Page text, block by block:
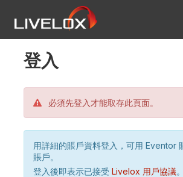
登入
必須先登入才能取存此頁面。
用詳細的賬戶資料登入，可用 Eventor
賬戶。
登入後即表示已接受 Livelox 用戶協議。